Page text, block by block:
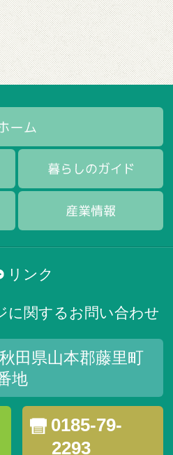
リンク
に関するお問い合わせ
田県山本郡藤里町
地
0185-79-
2293